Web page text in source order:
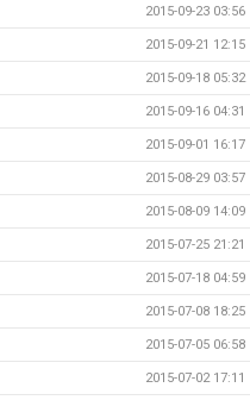
2015-09-23 03:56
2015-09-21 12:15
2015-09-18 05:32
2015-09-16 04:31
2015-09-01 16:17
2015-08-29 03:57
2015-08-09 14:09
2015-07-25 21:21
2015-07-18 04:59
2015-07-08 18:25
2015-07-05 06:58
2015-07-02 17:11